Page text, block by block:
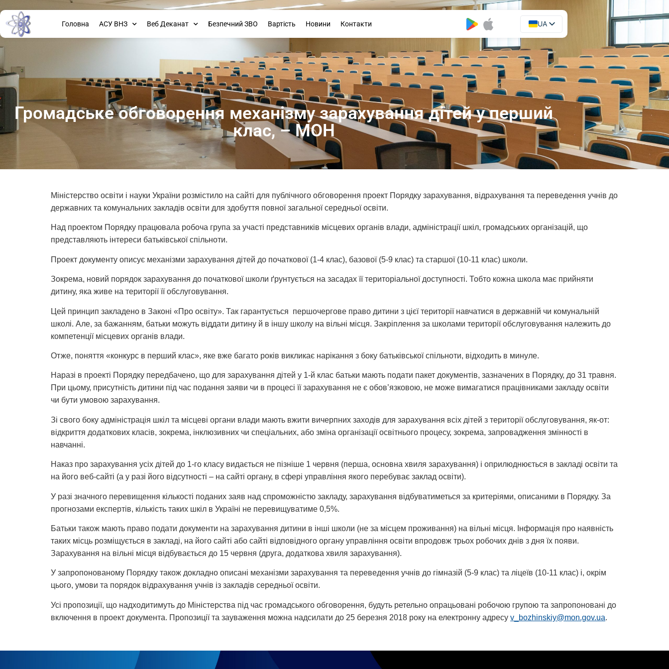
Головна АСУ ВНЗ Веб Деканат Безпечний ЗВО Вартість Новини Контакти
UA
EN
Громадське обговорення механізму зарахування дітей у перший
клас, – МОН
Міністерство освіти і науки України розмістило на сайті для публічного обговорення проект Порядку зарахування, відрахування та переведення учнів до
державних та комунальних закладів освіти для здобуття повної загальної середньої освіти.
Над проектом Порядку працювала робоча група за участі представників місцевих органів влади, адміністрації шкіл, громадських організацій, що
представляють інтереси батьківської спільноти.
Проект документу описує механізми зарахування дітей до початкової (1-4 клас), базової (5-9 клас) та старшої (10-11 клас) школи.
Зокрема, новий порядок зарахування до початкової школи ґрунтується на засадах її територіальної доступності. Тобто кожна школа має прийняти
дитину, яка живе на території її обслуговування.
Цей принцип закладено в Законі «Про освіту». Так гарантується першочергове право дитини з цієї території навчатися в державній чи комунальній
школі. Але, за бажанням, батьки можуть віддати дитину й в іншу школу на вільні місця. Закріплення за школами території обслуговування належить до
компетенції місцевих органів влади.
Отже, поняття «конкурс в перший клас», яке вже багато років викликає нарікання з боку батьківської спільноти, відходить в минуле.
Наразі в проекті Порядку передбачено, що для зарахування дітей у 1-й клас батьки мають подати пакет документів, зазначених в Порядку, до 31 травня.
При цьому, присутність дитини під час подання заяви чи в процесі її зарахування не є обов’язковою, не може вимагатися працівниками закладу освіти
чи бути умовою зарахування.
Зі свого боку адміністрація шкіл та місцеві органи влади мають вжити вичерпних заходів для зарахування всіх дітей з території обслуговування, як-от:
відкриття додаткових класів, зокрема, інклюзивних чи спеціальних, або зміна організації освітнього процесу, зокрема, запровадження змінності в
навчанні.
Наказ про зарахування усіх дітей до 1-го класу видається не пізніше 1 червня (перша, основна хвиля зарахування) і оприлюднюється в закладі освіти та
на його веб-сайті (а у разі його відсутності – на сайті органу, в сфері управління якого перебуває заклад освіти).
У разі значного перевищення кількості поданих заяв над спроможністю закладу, зарахування відбуватиметься за критеріями, описаними в Порядку. За
прогнозами експертів, кількість таких шкіл в Україні не перевищуватиме 0,5%.
Батьки також мають право подати документи на зарахування дитини в інші школи (не за місцем проживання) на вільні місця. Інформація про наявність
таких місць розміщується в закладі, на його сайті або сайті відповідного органу управління освіти впродовж трьох робочих днів з дня їх появи.
Зарахування на вільні місця відбувається до 15 червня (друга, додаткова хвиля зарахування).
У запропонованому Порядку також докладно описані механізми зарахування та переведення учнів до гімназій (5-9 клас) та ліцеїв (10-11 клас) і, окрім
цього, умови та порядок відрахування учнів із закладів середньої освіти.
Усі пропозиції, що надходитимуть до Міністерства під час громадського обговорення, будуть ретельно опрацьовані робочою групою та запропоновані до
включення в проект документа. Пропозиції та зауваження можна надсилати до 25 березня 2018 року на електронну адресу v_bozhinskiy@mon.gov.ua.